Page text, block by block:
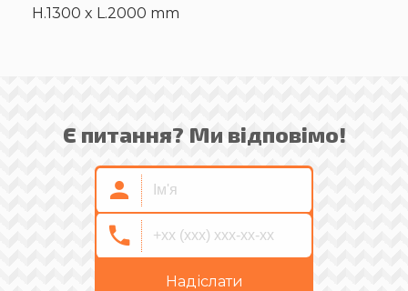
H.1300 x L.2000 mm
Є питання? Ми відповімо!
Надіслати